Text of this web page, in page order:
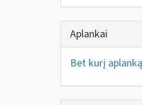
Aplankai
Bet kurį aplanką